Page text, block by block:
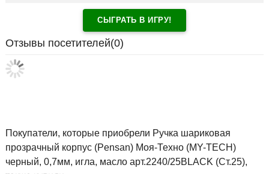
СЫГРАТЬ В ИГРУ!
Отзывы посетителей(0)
Покупатели, которые приобрели Ручка шариковая
прозрачный корпус (Pensan) Моя-Техно (MY-TECH)
черный, 0,7мм, игла, масло арт.2240/25BLACK (Ст.25),